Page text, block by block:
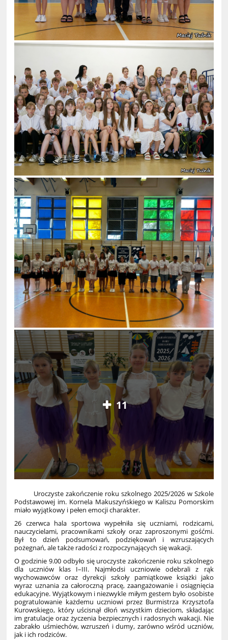
11
Uroczyste zakończenie roku szkolnego 2025/2026 w Szkole
Podstawowej im. Kornela Makuszyńskiego w Kaliszu Pomorskim
miało wyjątkowy i pełen emocji charakter.
26 czerwca hala sportowa wypełniła się uczniami, rodzicami,
nauczycielami, pracownikami szkoły oraz zaproszonymi gośćmi.
Był to dzień podsumowań, podziękowań i wzruszających
pożegnań, ale także radości z rozpoczynających się wakacji.
O godzinie 9.00 odbyło się uroczyste zakończenie roku szkolnego
dla uczniów klas I–III. Najmłodsi uczniowie odebrali z rąk
wychowawców oraz dyrekcji szkoły pamiątkowe książki jako
wyraz uznania za całoroczną pracę, zaangażowanie i osiągnięcia
edukacyjne. Wyjątkowym i niezwykle miłym gestem było osobiste
pogratulowanie każdemu uczniowi przez Burmistrza Krzysztofa
Kurowskiego, który uścisnął dłoń wszystkim dzieciom, składając
im gratulacje oraz życzenia bezpiecznych i radosnych wakacji. Nie
zabrakło uśmiechów, wzruszeń i dumy, zarówno wśród uczniów,
jak i ich rodziców.